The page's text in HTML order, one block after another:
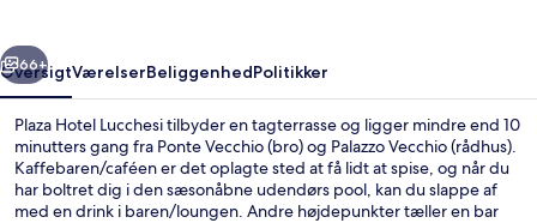
Næste
66+
OversigtVærelserBeliggenhedPolitikker
Plaza Hotel Lucchesi tilbyder en tagterrasse og ligger mindre end 10
minutters gang fra Ponte Vecchio (bro) og Palazzo Vecchio (rådhus).
Kaffebaren/caféen er det oplagte sted at få lidt at spise, og når du
har boltret dig i den sæsonåbne udendørs pool, kan du slappe af
med en drink i baren/loungen. Andre højdepunkter tæller en bar